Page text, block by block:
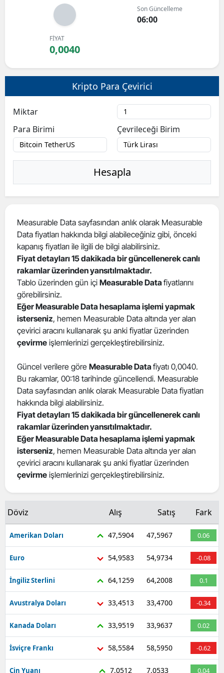
Bilecik
Burdur
Bursa
Çanakkale
Çankırı
Çorum
Denizli
Edirne
Elazığ
Erzincan
Eskişehir
Gaziantep
Gümüşhane
Hatay
Isparta
Mersin
İstanbul
Kars
Kastamonu
Kırklareli
Kırşehir
Kocaeli
Konya
Kütahya
Son Güncelleme
06:00
FİYAT
0,0040
Kripto Para Çevirici
Miktar
Para Birimi
Çevrileceği Birim
Hesapla
Measurable Data sayfasından anlık olarak Measurable
Data fiyatları hakkında bilgi alabileceğiniz gibi, önceki
kapanış fiyatları ile ilgili de bilgi alabilirsiniz.
Fiyat detayları 15 dakikada bir güncellenerek canlı
rakamlar üzerinden yansıtılmaktadır.
Tablo üzerinden gün içi Measurable Datafiyatlarını
görebilirsiniz.
Eğer Measurable Data hesaplama işlemi yapmak
isterseniz, hemen Measurable Data altında yer alan
çevirici aracını kullanarak şu anki fiyatlar üzerinden
çevirme işlemlerinizi gerçekleştirebilirsiniz.
Güncel verilere göre Measurable Datafiyatı 0,0040.
Bu rakamlar, 00:18 tarihinde güncellendi. Measurable
Data sayfasından anlık olarak Measurable Data fiyatları
hakkında bilgi alabilirsiniz.
Fiyat detayları 15 dakikada bir güncellenerek canlı
rakamlar üzerinden yansıtılmaktadır.
Eğer Measurable Data hesaplama işlemi yapmak
isterseniz, hemen Measurable Data altında yer alan
çevirici aracını kullanarak şu anki fiyatlar üzerinden
çevirme işlemlerinizi gerçekleştirebilirsiniz.
Döviz Alış Satış Fark
Amerikan Doları 47,5904 47,5967 0.06
Euro 54,9583 54,9734 -0.08
İngiliz Sterlini 64,1259 64,2008 0.1
Avustralya Doları 33,4513 33,4700 -0.34
Kanada Doları 33,9519 33,9637 0.02
İsviçre Frankı 58,5584 58,5950 -0.62
Çin Yuanı 7,0512 7,0533 0.04